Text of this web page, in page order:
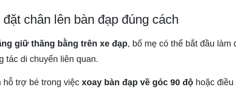
chân lên bàn đạp đúng cách
giữ thăng bằng trên xe đạp, bố mẹ có thể bắt đầu làm
tác di chuyển liên quan.
trợ bé trong việcxoay bàn đạp về góc 90 độhoặc điều